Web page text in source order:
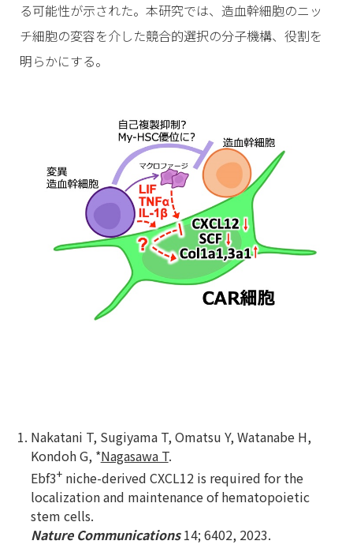
る可能性が示された。本研究では、造血幹細胞のニッ
チ細胞の変容を介した競合的選択の分子機構、役割を
明らかにする。
Nakatani T, Sugiyama T, Omatsu Y, Watanabe H,
Kondoh G, *Nagasawa T.
Ebf3+niche-derived CXCL12 is required for the
localization and maintenance of hematopoietic
stem cells.
Nature Communications14; 6402, 2023.